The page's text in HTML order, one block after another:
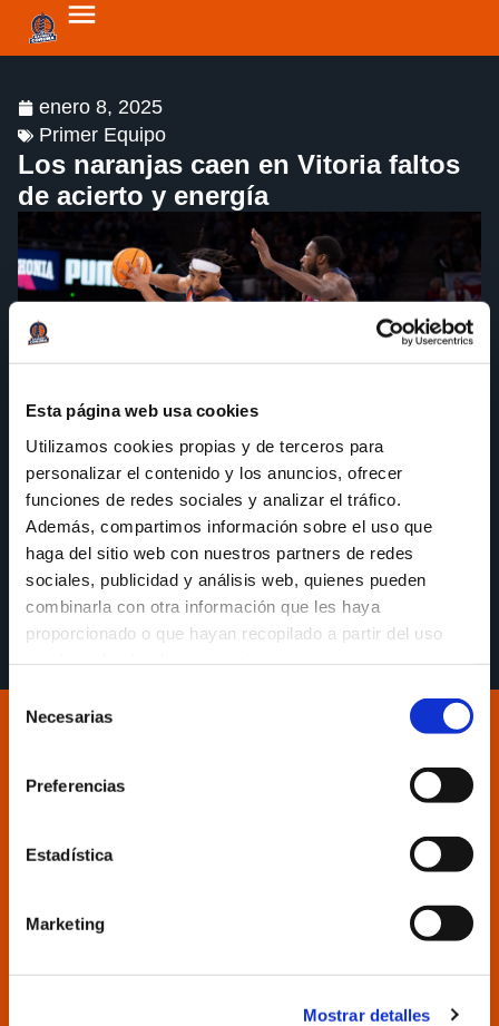
Esta página web usa cookies
Utilizamos cookies propias y de terceros para
personalizar el contenido y los anuncios, ofrecer
funciones de redes sociales y analizar el tráfico.
Además, compartimos información sobre el uso que
haga del sitio web con nuestros partners de redes
sociales, publicidad y análisis web, quienes pueden
combinarla con otra información que les haya
proporcionado o que hayan recopilado a partir del uso
Selección
Necesarias
Preferencias
Estadística
Marketing
Mostrar detalles
enero 8, 2025
Primer Equipo
Los naranjas caen en Vitoria faltos
de acierto y energía
Un mermado Leyma Coruña acusa el desgaste
físico y mental ante un Baskonia que pudo
desplegar su mejor baloncesto (118-66).